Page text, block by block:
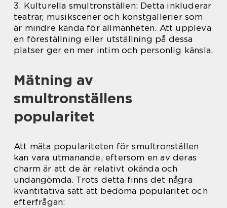
3. Kulturella smultronställen: Detta inkluderar
teatrar, musikscener och konstgallerier som
är mindre kända för allmänheten. Att uppleva
en föreställning eller utställning på dessa
platser ger en mer intim och personlig känsla.
Mätning av
smultronställens
popularitet
Att mäta populariteten för smultronställen
kan vara utmanande, eftersom en av deras
charm är att de är relativt okända och
undangömda. Trots detta finns det några
kvantitativa sätt att bedöma popularitet och
efterfrågan: